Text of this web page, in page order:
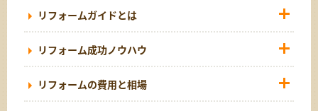
リフォームガイドとは
リフォーム成功ノウハウ
リフォームの費用と相場